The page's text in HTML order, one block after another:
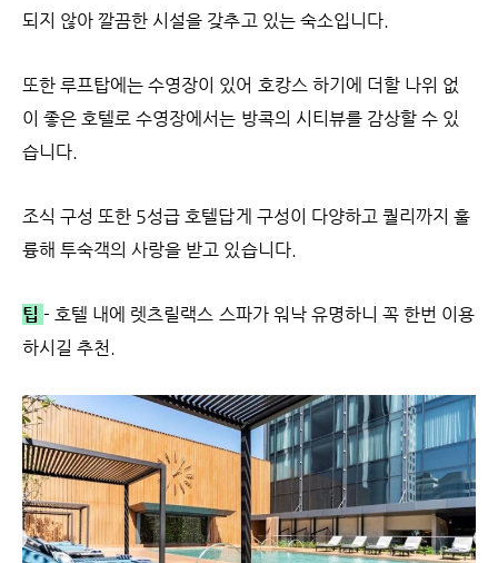
되지 않아 깔끔한 시설을 갖추고 있는 숙소입니다.
또한 루프탑에는 수영장이 있어 호캉스 하기에 더할 나위 없
이 좋은 호텔로 수영장에서는 방콕의 시티뷰를 감상할 수 있
습니다.
조식 구성 또한 5성급 호텔답게 구성이 다양하고 퀄리까지 훌
륭해 투숙객의 사랑을 받고 있습니다.
팁 - 호텔 내에 렛츠릴랙스 스파가 워낙 유명하니 꼭 한번 이용
하시길 추천.